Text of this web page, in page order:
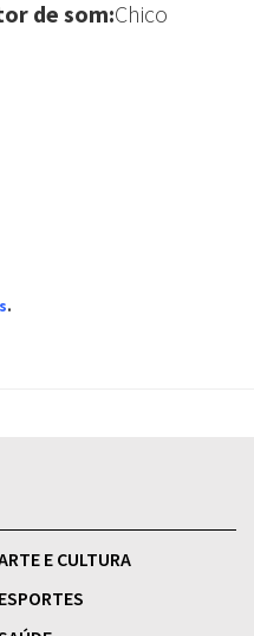
de som:Chico
.
E CULTURA
ESPORTES